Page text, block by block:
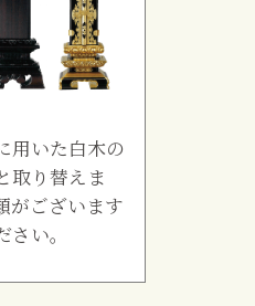
用いた白木の
取り替えま
がございます
い。